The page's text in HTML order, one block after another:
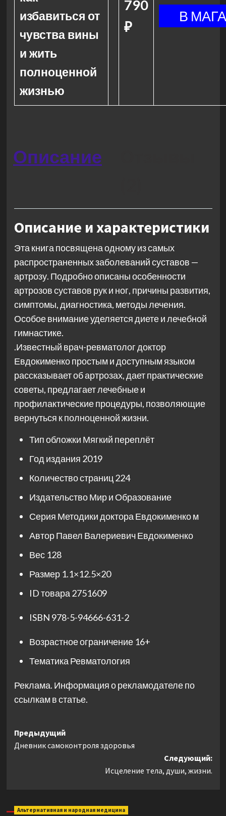
избавиться от
чувства вины
и жить
полноценной
жизнью
790
₽
Описание
Описание и характеристики
Эта книга посвящена одному из самых
распространенных заболеваний суставов —
артрозу. Подробно описаны особенности
артрозов суставов рук и ног, причины развития,
симптомы, диагностика, методы лечения.
Особое внимание уделяется диете и лечебной
гимнастике.
.Известный врач-ревматолог доктор
Евдокименко простым и доступным языком
рассказывает об артрозах, дает практические
советы, предлагает лечебные и
профилактические процедуры, позволяющие
вернуться к полноценной жизни.
Тип обложки Мягкий переплёт
Год издания 2019
Количество страниц224
ИздательствоМир и Образование
Серия Методики доктора Евдокименко м
АвторПавел Валериевич Евдокименко
Вес 128
Размер 1.1×12.5×20
ID товара 2751609
ISBN 978-5-94666-631-2
Возрастное ограничение 16+
Тематика Ревматология
Реклама. Информация о рекламодателе по
ссылкам в статье.
Навигация
записи
Предыдущий
Дневник самоконтроля здоровья
Следующий:
Исцеление тела, души, жизни.
Альтернативная и народная медицина